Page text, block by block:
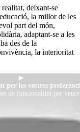
deixant-se
la millor de les
part del món,
adaptant-se a les
des de la
la interioritat
▶
per les vostres
de funcionalitat per